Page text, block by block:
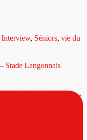
Interview, Séniors, vie du
Stade Langonnais
Langonnais – Salles→